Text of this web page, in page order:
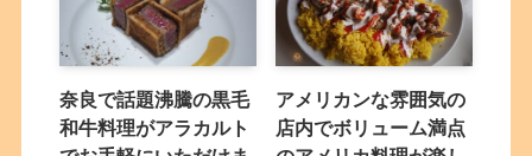
奈良で話題沸騰の黒毛
和牛料理がアラカルト
アメリカンな雰囲気の
店内でボリューム満点